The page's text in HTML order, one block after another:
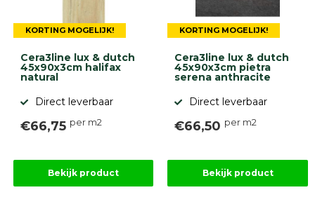
KORTING MOGELIJK!
Cera3line lux & dutch
45x90x3cm halifax
natural
Direct leverbaar
€66,75 per m2
Bekijk product
KORTING MOGELIJK!
Cera3line lux & dutch
45x90x3cm pietra
serena anthracite
Direct leverbaar
€66,50 per m2
Bekijk product